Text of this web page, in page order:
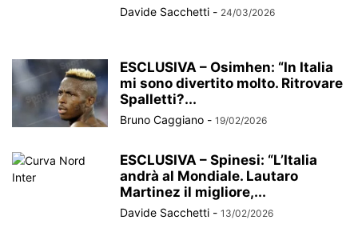
Davide Sacchetti - 24/03/2026
ESCLUSIVA – Osimhen: “In Italia
mi sono divertito molto. Ritrovare
Spalletti?...
Bruno Caggiano - 19/02/2026
ESCLUSIVA – Spinesi: “L’Italia
andrà al Mondiale. Lautaro
Martinez il migliore,...
Davide Sacchetti - 13/02/2026